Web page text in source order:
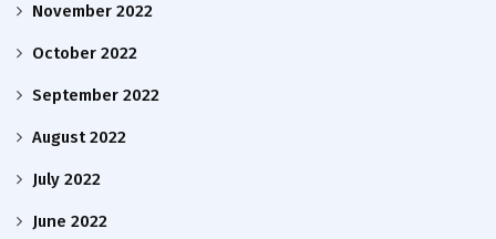
November 2022
October 2022
September 2022
August 2022
July 2022
June 2022